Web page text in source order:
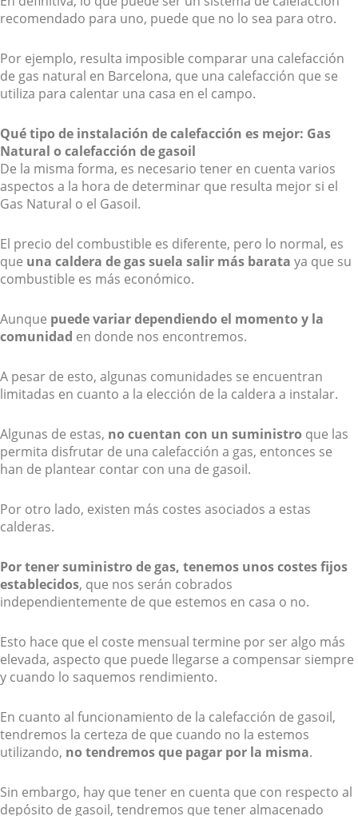
recomendado para uno, puede que no lo sea para otro.
Por ejemplo, resulta imposible comparar una calefacción
de gas natural en Barcelona, que una calefacción que se
utiliza para calentar una casa en el campo.
Qué tipo de instalación de calefacción es mejor: Gas
Natural o calefacción de gasoil
De la misma forma, es necesario tener en cuenta varios
aspectos a la hora de determinar que resulta mejor si el
Gas Natural o el Gasoil.
El precio del combustible es diferente, pero lo normal, es
que una caldera de gas suela salir más barata ya que su
combustible es más económico.
Aunque puede variar dependiendo el momento y la
comunidad en donde nos encontremos.
A pesar de esto, algunas comunidades se encuentran
limitadas en cuanto a la elección de la caldera a instalar.
Algunas de estas, no cuentan con un suministro que las
permita disfrutar de una calefacción a gas, entonces se
han de plantear contar con una de gasoil.
Por otro lado, existen más costes asociados a estas
calderas.
Por tener suministro de gas, tenemos unos costes fijos
establecidos, que nos serán cobrados
independientemente de que estemos en casa o no.
Esto hace que el coste mensual termine por ser algo más
elevada, aspecto que puede llegarse a compensar siempre
y cuando lo saquemos rendimiento.
En cuanto al funcionamiento de la calefacción de gasoil,
tendremos la certeza de que cuando no la estemos
utilizando, no tendremos que pagar por la misma.
Sin embargo, hay que tener en cuenta que con respecto al
depósito de gasoil, tendremos que tener almacenado